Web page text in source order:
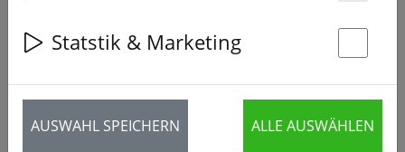
‹ ›
Statstik & Marketing
AUSWAHL SPEICHERN ALLE AUSWÄHLEN